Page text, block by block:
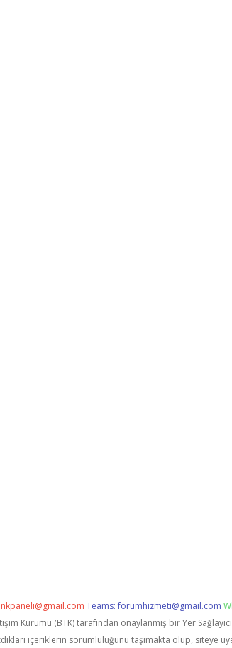
Teams:forumhizmeti@gmail.com
Kurumu (BTK) tarafından onaylanmış bir Yer
içeriklerin sorumluluğunu taşımakta olup, siteye